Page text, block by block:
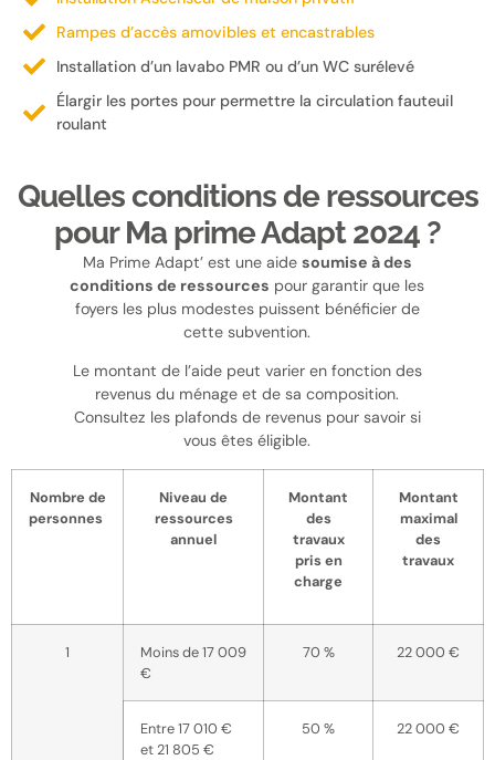
Rampes d’accès amovibles et encastrables
Installation d’un lavabo PMR ou d’un WC surélevé
Élargir les portes pour permettre la circulation fauteuil
roulant
Quelles conditions de ressources
pour Ma prime Adapt 2024 ?
Ma Prime Adapt’ est une aide soumise à des
conditions de ressources pour garantir que les
foyers les plus modestes puissent bénéficier de
cette subvention.
Le montant de l’aide peut varier en fonction des
revenus du ménage et de sa composition.
Consultez les plafonds de revenus pour savoir si
vous êtes éligible.
Nombre de
personnes
Niveau de
ressources
annuel
Montant
des
travaux
pris en
charge
Montant
maximal
des
travaux
1
Moins de 17 009
€
70 % 22 000 €
Entre 17 010 €
et 21 805 €
50 % 22 000 €